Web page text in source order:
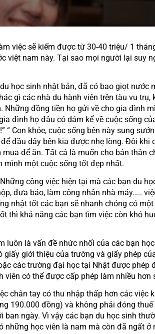
việt nam này. Tại sao mọi người lại suy
gì các nhà du hành viên trên tàu vu
đồng tiền họ gửi về cho gia đình
đình họ đâu có dám kể về cuộc sống
“ Con khỏe, cuộc sống bên này sung
đầu dây bên kia được nhẹ lòng. Đôi khi
để ăn. Tất cả là muốn cho bản thân
mình một cuộc sống tốt đẹp nhất.
đưa báo, làm công nhân nhà máy…..
nhật tốt các bạn sẽ nhanh chóng có
thì khả năng các bạn tìm việc còn khó
giới thiệu của trường và giấy phép
các trường đại học tại Nhật được phép
có thể được cấp phép làm nhiều hơn
190.000 đồng) và không phải đóng
ngày. Vì vậy các bạn du học sinh
học viên là nam mà còn đã ngất ở